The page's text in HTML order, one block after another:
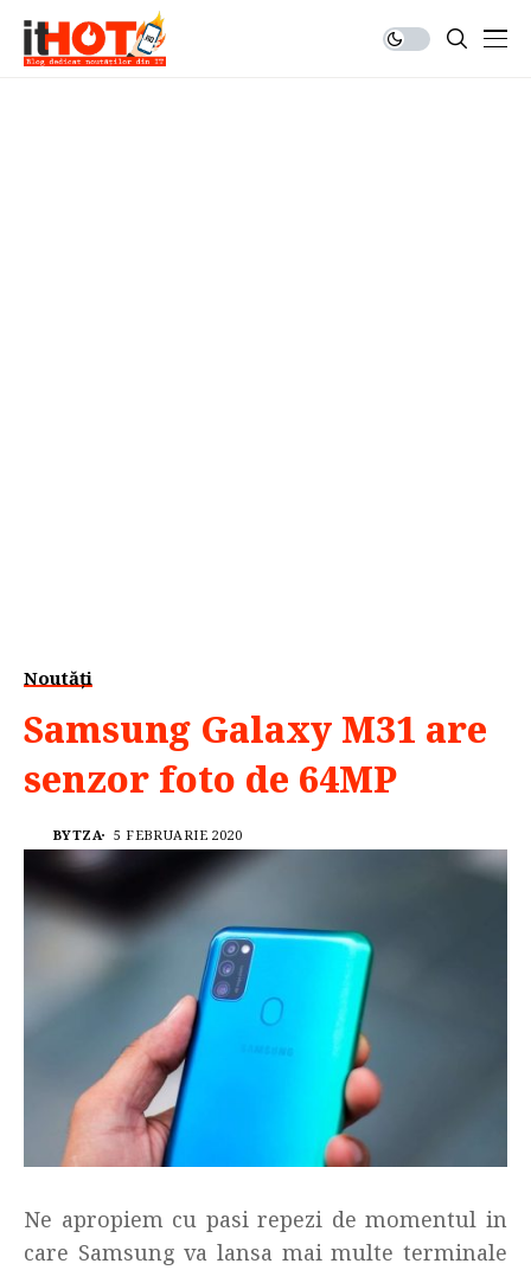
Noutăți
Samsung Galaxy M31 are
senzor foto de 64MP
BYTZA 5 FEBRUARIE 2020
Ne apropiem cu pasi repezi de momentul in
care Samsung va lansa mai multe terminale